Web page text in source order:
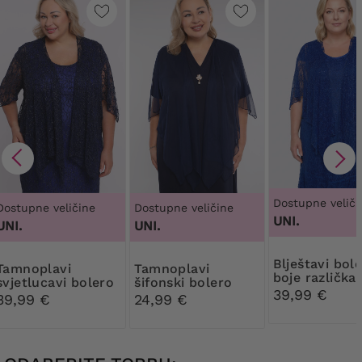
veličine
bolero
€
Dostupne veličine
UNI.
Tamnoplavi
šifonski bolero
24,99 €
Dostupne
UNI.
Blještavi bolero
boje različka
39,99 €